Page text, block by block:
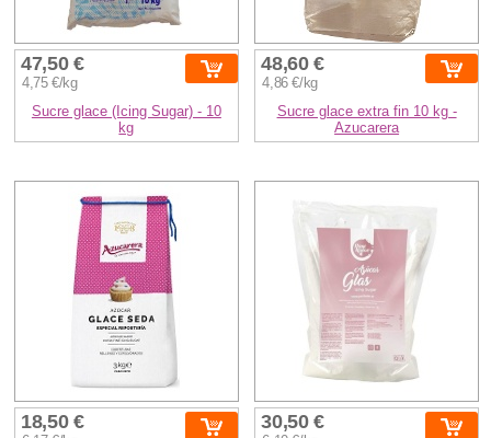
47,50 €
4,75 €/kg
Sucre glace (Icing Sugar) - 10
kg
48,60 €
4,86 €/kg
Sucre glace extra fin 10 kg -
Azucarera
18,50 € 30,50 €